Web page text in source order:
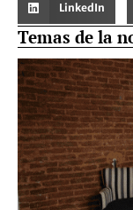
LinkedIn
Temas de la